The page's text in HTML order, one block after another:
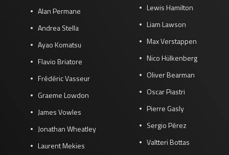
Alan Permane
Andrea Stella
Ayao Komatsu
Flavio Briatore
Frédéric Vasseur
Graeme Lowdon
James Vowles
Jonathan Wheatley
Laurent Mekies
Lewis Hamilton
Liam Lawson
Max Verstappen
Nico Hülkenberg
Oliver Bearman
Oscar Piastri
Pierre Gasly
Sergio Pérez
Valtteri Bottas